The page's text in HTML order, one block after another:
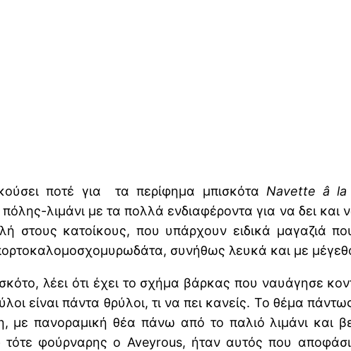
ποτέ για τα περίφημα μπισκότα Navette â
λιμάνι με τα πολλά ενδιαφέροντα για να δει και
στους κατοίκους, που υπάρχουν ειδικά μαγαζιά
συνήθως λευκά και με
λέει ότι έχει το σχήμα βάρκας που ναυάγησε
είναι πάντα θρύλοι, τι να πει κανείς. Το θέμα
πανοραμική θέα πάνω από το παλιό λιμάνι και
φούρναρης ο Aveyrous, ήταν αυτός που